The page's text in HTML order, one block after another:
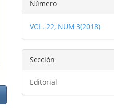
del
artículo
Número
VOL. 22, NUM 3(2018)
Sección
Editorial